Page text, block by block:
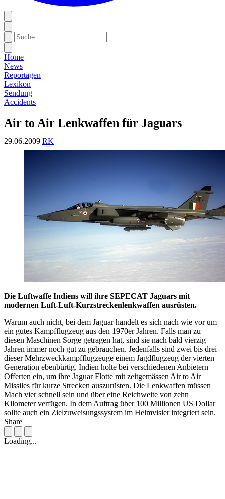
Home
News
Reportagen
Lexikon
Sendung
Accidents
Air to Air Lenkwaffen für Jaguars
29.06.2009 RK
Die Luftwaffe Indiens will ihre SEPECAT Jaguars mit
modernen Luft-Luft-Kurzstreckenlenkwaffen ausrüsten.
Warum auch nicht, bei dem Jaguar handelt es sich nach wie vor um
ein gutes Kampfflugzeug aus den 1970er Jahren. Falls man zu
diesen Maschinen Sorge getragen hat, sind sie nach bald vierzig
Jahren immer noch gut zu gebrauchen. Jedenfalls sind zwei bis drei
dieser Mehrzweckkampfflugzeuge einem Jagdflugzeug der vierten
Generation ebenbürtig. Indien holte bei verschiedenen Anbietern
Offerten ein, um ihre Jaguar Flotte mit zeitgemässen Air to Air
Missiles für kurze Strecken auszurüsten. Die Lenkwaffen müssen
Mach vier schnell sein und über eine Reichweite von zehn
Kilometer verfügen. In dem Auftrag über 100 Millionen US Dollar
sollte auch ein Zielzuweisungssystem im Helmvisier integriert sein.
Share
Loading...